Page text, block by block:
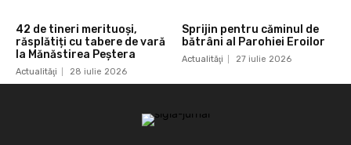
42 de tineri merituoși,
răsplătiți cu tabere de vară
la Mănăstirea Peștera
Actualităţi 28 iulie 2026
Sprijin pentru căminul de
bătrâni al Parohiei Eroilor
Actualităţi 27 iulie 2026